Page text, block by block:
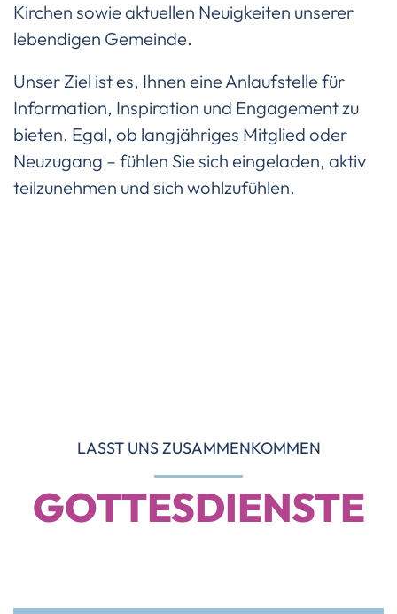
Kirchen sowie aktuellen Neuigkeiten unserer
lebendigen Gemeinde.
Unser Ziel ist es, Ihnen eine Anlaufstelle für
Information, Inspiration und Engagement zu
bieten. Egal, ob langjähriges Mitglied oder
Neuzugang – fühlen Sie sich eingeladen, aktiv
teilzunehmen und sich wohlzufühlen.
LASST UNS ZUSAMMENKOMMEN
GOTTESDIENSTE